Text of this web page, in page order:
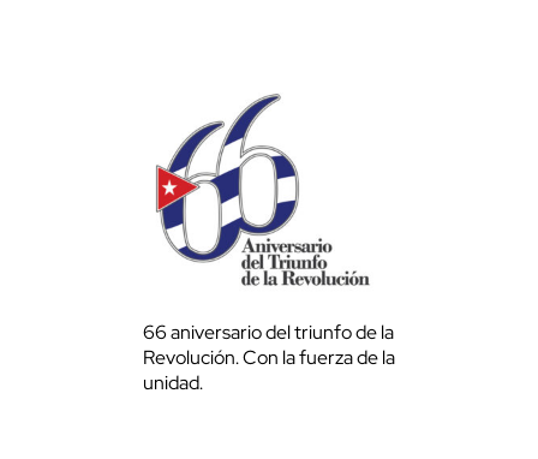
66 aniversario del triunfo de la
Revolución. Con la fuerza de la
unidad.